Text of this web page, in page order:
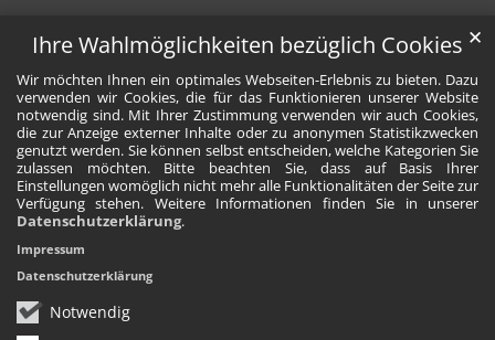
Ihre Wahlmöglichkeiten bezüglich Cookies
Wir möchten Ihnen ein optimales Webseiten-Erlebnis zu bieten. Dazu
verwenden wir Cookies, die für das Funktionieren unserer Website
notwendig sind. Mit Ihrer Zustimmung verwenden wir auch Cookies,
die zur Anzeige externer Inhalte oder zu anonymen Statistikzwecken
genutzt werden. Sie können selbst entscheiden, welche Kategorien Sie
zulassen möchten. Bitte beachten Sie, dass auf Basis Ihrer
Einstellungen womöglich nicht mehr alle Funktionalitäten der Seite zur
Verfügung stehen. Weitere Informationen finden Sie in unserer
Datenschutzerklärung.
Notwendig
✕
Impressum
Datenschutzerklärung